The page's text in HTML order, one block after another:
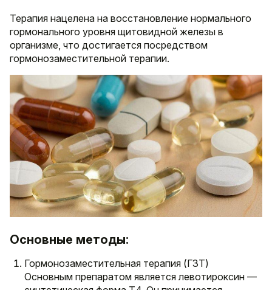
Терапия нацелена на восстановление нормального
гормонального уровня щитовидной железы в
организме, что достигается посредством
гормонозаместительной терапии.
Основные методы:
Гормонозаместительная терапия (ГЗТ)
Основным препаратом является левотироксин —